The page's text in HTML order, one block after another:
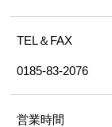
TEL＆FAX
0185-83-2076
営業時間